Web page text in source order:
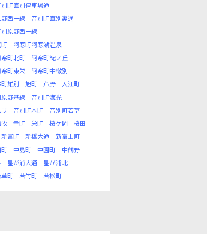
別町直別停車場通
西一線
音別町直別裏通
原野西一線
阿寒町阿寒湖温泉
寒町北町
阿寒町紀ノ丘
町東栄
阿寒町中徹別
雄別 旭町 芦野
入江町
野基線
音別町海光
音別町本町
音別町若草
幸町 栄町 桜ケ岡
桜田
新富町 新橋大通
新富士町
中島町 中園町
中鶴野
星が浦大通
星が浦北
町 若竹町 若松町